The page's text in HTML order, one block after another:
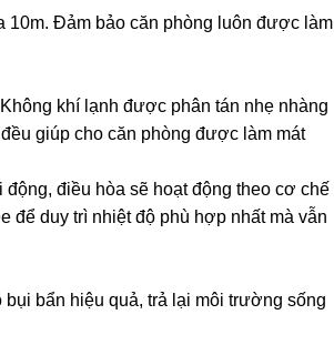
Đảm bảo căn phòng luôn được làm
khí lạnh được phân tán nhẹ nhàng
giúp cho căn phòng được làm mát
điều hòa sẽ hoạt động theo cơ chế
để duy trì nhiệt độ phù hợp nhất mà vẫn
bẩn hiệu quả, trả lại môi trường sống